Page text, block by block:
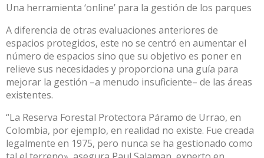
Una herramienta ‘online’ para la gestión de los parques
A diferencia de otras evaluaciones anteriores de
espacios protegidos, este no se centró en aumentar el
número de espacios sino que su objetivo es poner en
relieve sus necesidades y proporciona una guía para
mejorar la gestión –a menudo insuficiente– de las áreas
existentes.
“La Reserva Forestal Protectora Páramo de Urrao, en
Colombia, por ejemplo, en realidad no existe. Fue creada
legalmente en 1975, pero nunca se ha gestionado como